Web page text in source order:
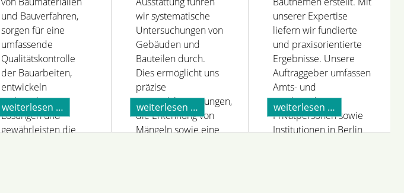
und Bauverfahren,
sorgen für eine
umfassende
Qualitätskontrolle
der Bauarbeiten,
entwickeln
technische
Lösungen und
gewährleisten die
weiterlesen …bautechnische
beratung
wir systematische
Untersuchungen von
Gebäuden und
Bauteilen durch.
Dies ermöglicht uns
präzise
Zustandsbewertungen,
die Erkennung von
Mängeln sowie eine
weiterlesen …bauwerksdiagnostik
unserer Expertise
liefern wir fundierte
und praxisorientierte
Ergebnisse. Unsere
Auftraggeber umfassen
Amts- und
Landgerichte,
Privatpersonen sowie
Institutionen in Berlin
weiterlesen …